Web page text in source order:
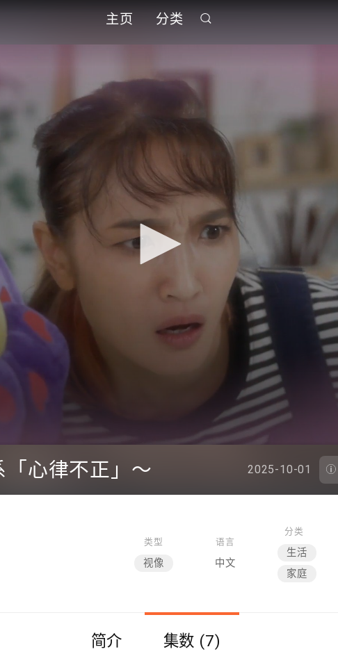
主页 分类
心律不正」～ 2025-10-01
类型
视像
语言
中文
分类
生活
家庭
简介 集数 (7)